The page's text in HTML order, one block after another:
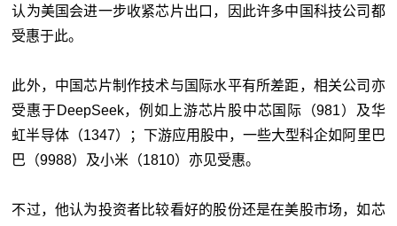
认为美国会进一步收紧芯片出口，因此许多中国科技公司都
受惠于此。
此外，中国芯片制作技术与国际水平有所差距，相关公司亦
受惠于DeepSeek，例如上游芯片股中芯国际（981）及华
虹半导体（1347）；下游应用股中，一些大型科企如阿里巴
巴（9988）及小米（1810）亦见受惠。
不过，他认为投资者比较看好的股份还是在美股市场，如芯